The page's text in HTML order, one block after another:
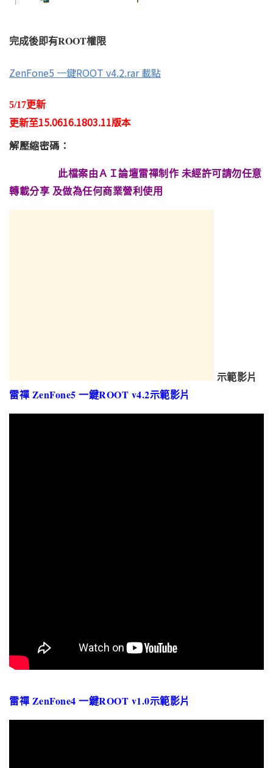
完成後即有ROOT權限
ZenFone5 一鍵ROOT v4.2.rar 載點
5/17更新
更新至15.0616.1803.11版本
解壓縮密碼：
此檔案由ＡＩ論壇雷禪制作 未經許可請勿任意
轉載分享 及做為任何商業營利使用
示範影片
雷禪 ZenFone5 一鍵ROOT v4.2示範影片
雷禪 ZenFone4 一鍵ROOT v1.0示範影片